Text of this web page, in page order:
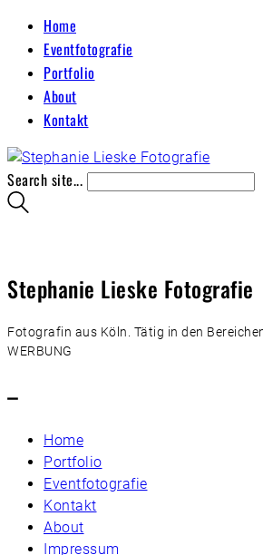
Home
Eventfotografie
Portfolio
About
Kontakt
Search site...
Stephanie Lieske Fotografie
Fotografin aus Köln. Tätig in den
WERBUNG
–
Home
Portfolio
Eventfotografie
Kontakt
About
Impressum